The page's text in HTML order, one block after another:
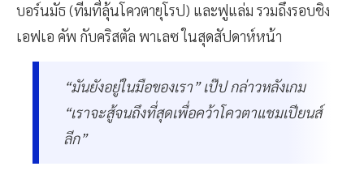
บอร์นมัธ (ทีมที่ลุ้นโควตายุโรป) และฟูแล่ม รวมถึงรอบชิง
เอฟเอ คัพ กับคริสตัล พาเลซ ในสุดสัปดาห์หน้า
“มันยังอยู่ในมือของเรา” เป๊ป กล่าวหลังเกม
“เราจะสู้จนถึงที่สุดเพื่อคว้าโควตาแชมเปียนส์
ลีก”